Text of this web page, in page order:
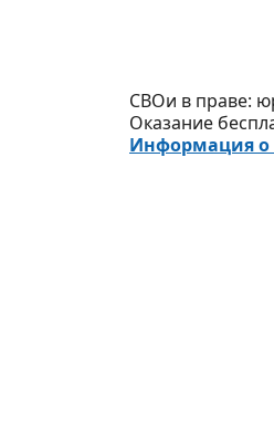
СВОи в праве:
Оказание
Информация о